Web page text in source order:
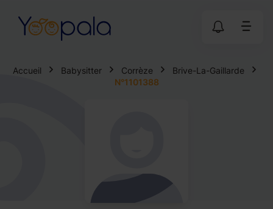
Accueil Babysitter Corrèze
Brive-La-Gaillarde
N°1101388